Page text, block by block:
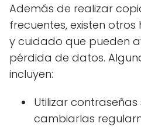
Además de realizar
frecuentes, existen
y cuidado que pueden
pérdida de datos.
incluyen:
Utilizar
cambiarlas